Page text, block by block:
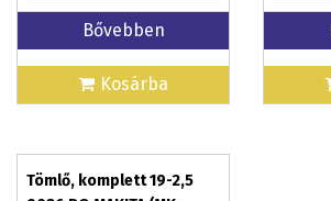
Bővebben
Kosárba
Tömlő, komplett 19-2,5